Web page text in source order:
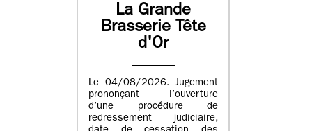
La Grande
Brasserie Tête
d'Or
Le 04/08/2026. Jugement
prononçant l’ouverture
d’une procédure de
redressement judiciaire,